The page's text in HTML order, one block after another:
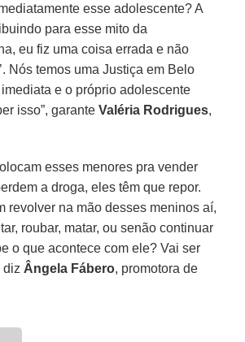
esse adolescente? A
para esse mito da
eu fiz uma coisa errada e não
Nós temos uma Justiça em Belo
e o próprio adolescente
isso”, garanteValéria Rodrigues,
esses menores pra vender
a droga, eles têm que repor.
revolver na mão desses meninos aí,
roubar, matar, ou senão continuar
o que acontece com ele? Vai ser
diz Ângela Fábero, promotora de